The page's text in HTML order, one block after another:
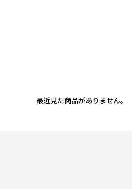
最近見た商品がありません。